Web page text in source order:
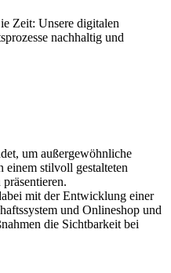
Zeit: Unsere digitalen
nachhaltig und
um außergewöhnliche
einem stilvoll gestalteten
mit der Entwicklung einer
und Onlineshop und
die Sichtbarkeit bei